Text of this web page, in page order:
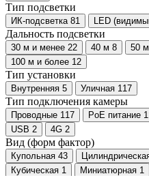
Тип подсветки
ИК-подсветка 81 LED
Дальность подсветки
30 м и менее 22 40 м 8 50 м
100 м и более 12
Тип установки
Внутренняя 5 Уличная 117
Тип подключения камеры
Проводные 117 PoE питание
USB 2 4G 2
Вид (форм фактор)
Купольная 43
Кубическая 1 Миниатюрная 1